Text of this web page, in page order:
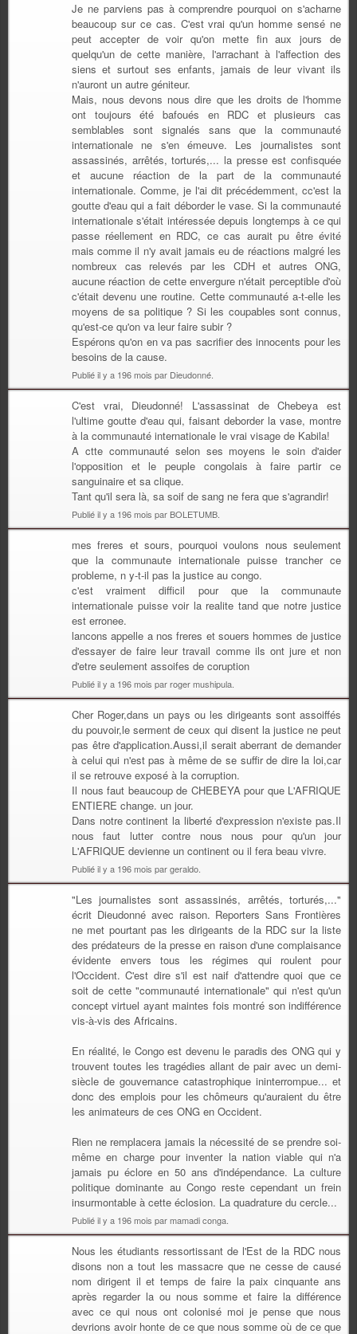
Je ne parviens pas à comprendre pourquoi on s'acharne
beaucoup sur ce cas. C'est vrai qu'un homme sensé ne
peut accepter de voir qu'on mette fin aux jours de
quelqu'un de cette manière, l'arrachant à l'affection des
siens et surtout ses enfants, jamais de leur vivant ils
n'auront un autre géniteur.
Mais, nous devons nous dire que les droits de l'homme
ont toujours été bafoués en RDC et plusieurs cas
semblables sont signalés sans que la communauté
internationale ne s'en émeuve. Les journalistes sont
assassinés, arrêtés, torturés,... la presse est confisquée
et aucune réaction de la part de la communauté
internationale. Comme, je l'ai dit précédemment, cc'est la
goutte d'eau qui a fait déborder le vase. Si la communauté
internationale s'était intéressée depuis longtemps à ce qui
passe réellement en RDC, ce cas aurait pu être évité
mais comme il n'y avait jamais eu de réactions malgré les
nombreux cas relevés par les CDH et autres ONG,
aucune réaction de cette envergure n'était perceptible d'où
c'était devenu une routine. Cette communauté a-t-elle les
moyens de sa politique ? Si les coupables sont connus,
qu'est-ce qu'on va leur faire subir ?
Espérons qu'on en va pas sacrifier des innocents pour les
besoins de la cause.
Publié il y a 196 mois par Dieudonné.
C'est vrai, Dieudonné! L'assassinat de Chebeya est
l'ultime goutte d'eau qui, faisant deborder la vase, montre
à la communauté internationale le vrai visage de Kabila!
A ctte communauté selon ses moyens le soin d'aider
l'opposition et le peuple congolais à faire partir ce
sanguinaire et sa clique.
Tant qu'il sera là, sa soif de sang ne fera que s'agrandir!
Publié il y a 196 mois par BOLETUMB.
mes freres et sours, pourquoi voulons nous seulement
que la communaute internationale puisse trancher ce
probleme, n y-t-il pas la justice au congo.
c'est vraiment difficil pour que la communaute
internationale puisse voir la realite tand que notre justice
est erronee.
lancons appelle a nos freres et souers hommes de justice
d'essayer de faire leur travail comme ils ont jure et non
d'etre seulement assoifes de coruption
Publié il y a 196 mois par roger mushipula.
Cher Roger,dans un pays ou les dirigeants sont assoiffés
du pouvoir,le serment de ceux qui disent la justice ne peut
pas être d'application.Aussi,il serait aberrant de demander
à celui qui n'est pas à même de se suffir de dire la loi,car
il se retrouve exposé à la corruption.
Il nous faut beaucoup de CHEBEYA pour que L'AFRIQUE
ENTIERE change. un jour.
Dans notre continent la liberté d'expression n'existe pas.Il
nous faut lutter contre nous nous pour qu'un jour
L'AFRIQUE devienne un continent ou il fera beau vivre.
Publié il y a 196 mois par geraldo.
"Les journalistes sont assassinés, arrêtés, torturés,..."
écrit Dieudonné avec raison. Reporters Sans Frontières
ne met pourtant pas les dirigeants de la RDC sur la liste
des prédateurs de la presse en raison d'une complaisance
évidente envers tous les régimes qui roulent pour
l'Occident. C'est dire s'il est naif d'attendre quoi que ce
soit de cette "communauté internationale" qui n'est qu'un
concept virtuel ayant maintes fois montré son indifférence
vis-à-vis des Africains.
En réalité, le Congo est devenu le paradis des ONG qui y
trouvent toutes les tragédies allant de pair avec un demi-
siècle de gouvernance catastrophique ininterrompue... et
donc des emplois pour les chômeurs qu'auraient du être
les animateurs de ces ONG en Occident.
Rien ne remplacera jamais la nécessité de se prendre soi-
même en charge pour inventer la nation viable qui n'a
jamais pu éclore en 50 ans d'indépendance. La culture
politique dominante au Congo reste cependant un frein
insurmontable à cette éclosion. La quadrature du cercle...
Publié il y a 196 mois par mamadi conga.
Nous les étudiants ressortissant de l'Est de la RDC nous
disons non a tout les massacre que ne cesse de causé
nom dirigent il et temps de faire la paix cinquante ans
après regarder la ou nous somme et faire la différence
avec ce qui nous ont colonisé moi je pense que nous
devrions avoir honte de ce que nous somme où de ce que